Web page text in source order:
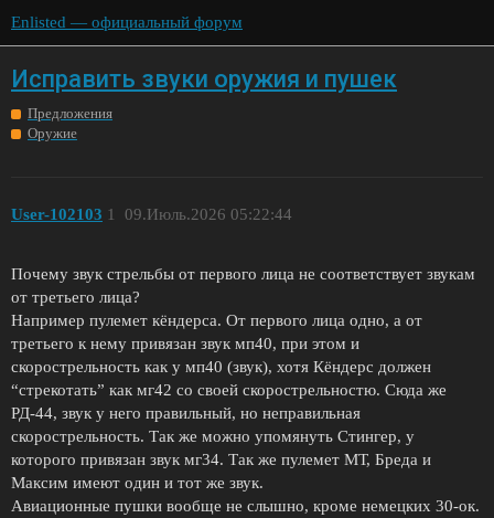
Enlisted — официальный форум
Исправить звуки оружия и пушек
Предложения
Оружие
User-102103 09.Июль.2026 05:22:44
1
Почему звук стрельбы от первого лица не соответствует звукам
от третьего лица?
Например пулемет кёндерса. От первого лица одно, а от
третьего к нему привязан звук мп40, при этом и
скорострельность как у мп40 (звук), хотя Кёндерс должен
“стрекотать” как мг42 со своей скорострельностю. Сюда же
РД-44, звук у него правильный, но неправильная
скорострельность. Так же можно упомянуть Стингер, у
которого привязан звук мг34. Так же пулемет МТ, Бреда и
Максим имеют один и тот же звук.
Авиационные пушки вообще не слышно, кроме немецких 30-ок.